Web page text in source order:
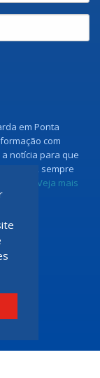
em Ponta
com
notícia para que
são, sempre
Veja mais